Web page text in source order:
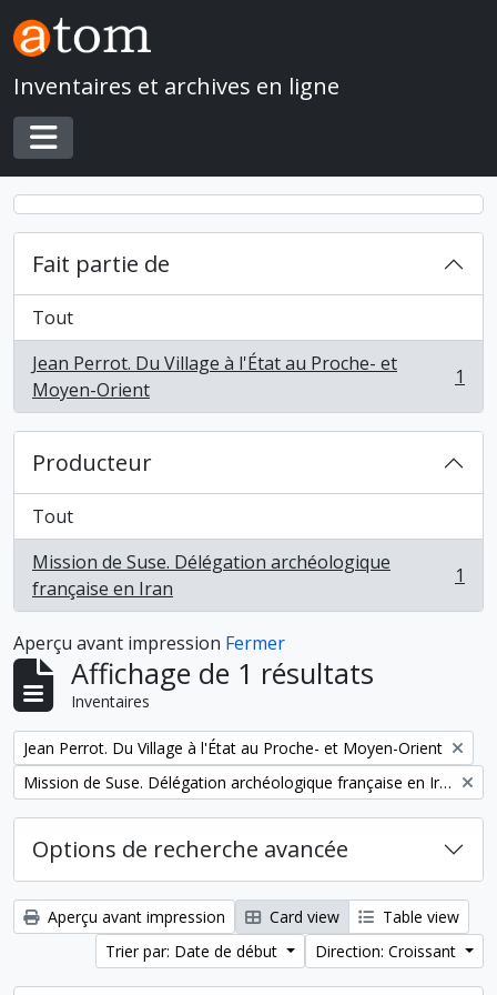
Skip to main content
Inventaires et archives en ligne
Toggle navigation
Fait partie de
Tout
Jean Perrot. Du Village à l'État au Proche- et
Moyen-Orient
, 1 résultats 1
Producteur
Tout
Mission de Suse. Délégation archéologique
française en Iran
, 1 résultats 1
Aperçu avant impression Fermer
Affichage de 1 résultats
Inventaires
Remove filter:
Jean Perrot. Du Village à l'État au Proche- et Moyen-Orient
Remove filter:
Mission de Suse. Délégation archéologique française en Iran
Options de recherche avancée
Aperçu avant impression Card view
Table view
Trier par: Date de début
Direction: Croissant